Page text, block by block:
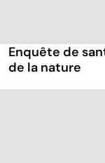
Enquête de
de la nature